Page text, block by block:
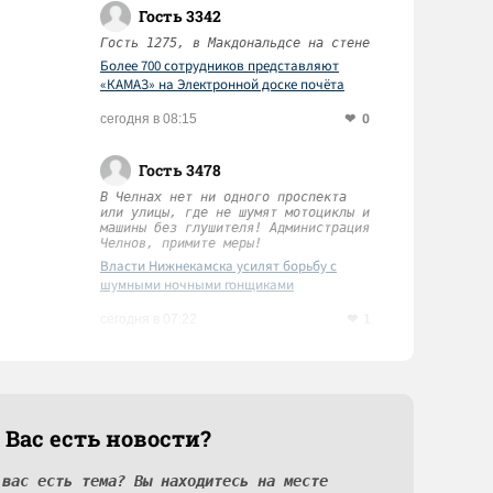
Гость 3342
Гость 1275, в Макдональдсе на стене
Более 700 сотрудников представляют
«КАМАЗ» на Электронной доске почёта
сегодня в 08:15 0
Гость 3478
В Челнах нет ни одного проспекта
или улицы, где не шумят мотоциклы и
машины без глушителя! Администрация
Челнов, примите меры!
Власти Нижнекамска усилят борьбу с
шумными ночными гонщиками
есть новости?
есть тема? Вы находитесь на месте